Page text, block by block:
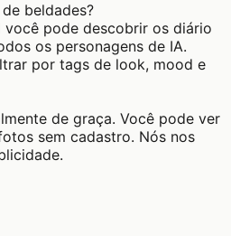
beldades?
você pode descobrir os diário
os personagens de IA.
por tags de look, mood e
de graça. Você pode ver
sem cadastro. Nós nos